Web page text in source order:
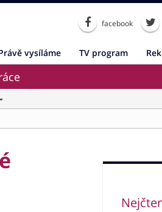
facebook
vysíláme TV program